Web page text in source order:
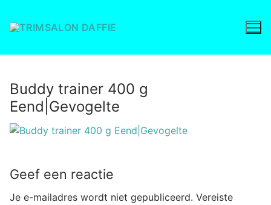
naar
inhoud
Buddy trainer 400 g
Eend|Gevogelte
Geef een reactie
Je e-mailadres wordt niet gepubliceerd. Vereiste